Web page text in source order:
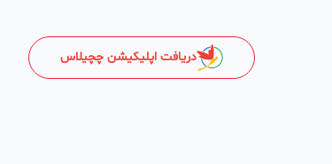
دریافت اپلیکیشن چچیلاس